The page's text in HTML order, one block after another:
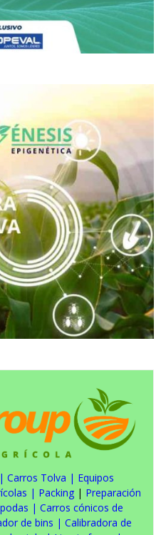
| Carros Tolva | Equipos
| Packing | Preparación
| Carros cónicos de
de bins | Calibradora de